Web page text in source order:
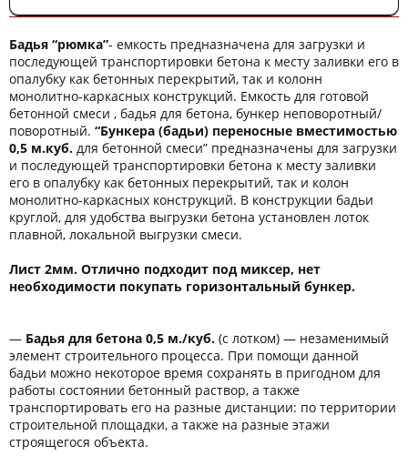
Бадья “рюмка”- емкость предназначена для загрузки и
последующей транспортировки бетона к месту заливки его в
опалубку как бетонных перекрытий, так и колонн
монолитно-каркасных конструкций. Емкость для готовой
бетонной смеси , бадья для бетона, бункер неповоротный/
поворотный. “Бункера (бадьи) переносные вместимостью
0,5 м.куб. для бетонной смеси” предназначены для загрузки
и последующей транспортировки бетона к месту заливки
его в опалубку как бетонных перекрытий, так и колон
монолитно-каркасных конструкций. В конструкции бадьи
круглой, для удобства выгрузки бетона установлен лоток
плавной, локальной выгрузки смеси.
Лист 2мм. Отлично подходит под миксер, нет
необходимости покупать горизонтальный бункер.
— Бадья для бетона 0,5 м./куб. (с лотком) — незаменимый
элемент строительного процесса. При помощи данной
бадьи можно некоторое время сохранять в пригодном для
работы состоянии бетонный раствор, а также
транспортировать его на разные дистанции: по территории
строительной площадки, а также на разные этажи
строящегося объекта.